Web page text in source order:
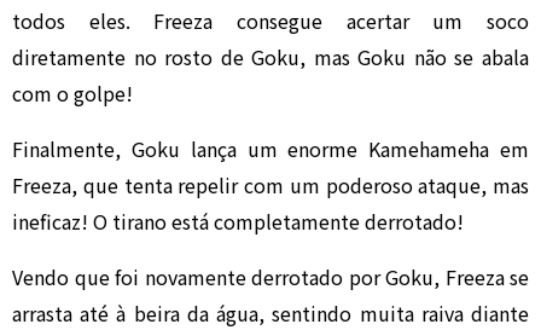
todos eles. Freeza consegue acertar um soco
diretamente no rosto de Goku, mas Goku não se abala
com o golpe!
Finalmente, Goku lança um enorme Kamehameha em
Freeza, que tenta repelir com um poderoso ataque, mas
ineficaz! O tirano está completamente derrotado!
Vendo que foi novamente derrotado por Goku, Freeza se
arrasta até à beira da água, sentindo muita raiva diante